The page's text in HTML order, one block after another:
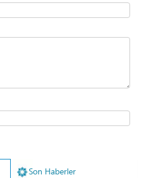
Son Haberler